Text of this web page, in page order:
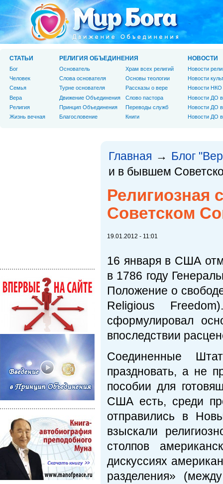
Главная → Блог
и в бывшем
Советском
19.01.2012 - 11:01
16 января в США
в 1786 году
Положение о
Religious
сформулировал
впоследствии
Соединенные
праздновать, а не
пособии для
США есть, среди
отправились в
взыскали
столпов
дискуссиях
разделения»
СТАТЬИ
Бог
Человек
Cемья
Вера
Религия
Жизнь вечная
РЕЛИГИЯ ОБЪЕДИНЕНИЯ
Основатель
Слова основателя
Турне основателя
Движение Объединения
Принцип Объединения
Благословение
Храм всех религий
Основы теологии
Рассказы о вере
Слово пастора
Переводы служб
Книги
НОВОСТИ
Новости
Новости
Новости НКО
Новости ДО
Новости ДО
Новости ДО